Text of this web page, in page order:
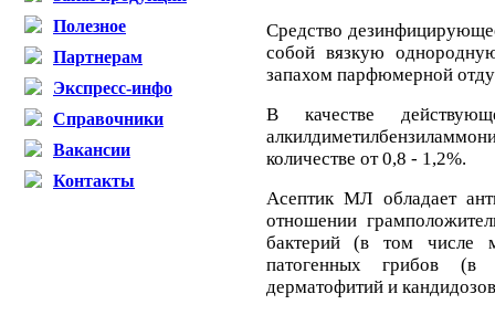
Полезное
Партнерам
Экспресс-инфо
Справочники
Вакансии
Контакты
Средство
собой вязкую
запахом парфюмерной
В качестве
количестве от 0,8 - 1,2%.
Асептик МЛ обладает
отношении
бактерий (в том числе
патогенных грибов (в
дерматофитийи